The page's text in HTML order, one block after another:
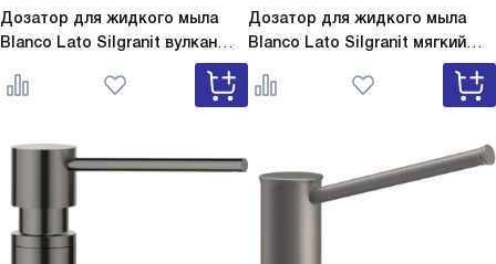
Дозатор для жидкого мыла
Blanco Lato Silgranit вулкан
Lato Silgranit вулкан
серый 526954
Дозатор для жидкого мыла
Blanco Lato Silgranit мягкий
Lato Silgranit мягкий
белый 526955